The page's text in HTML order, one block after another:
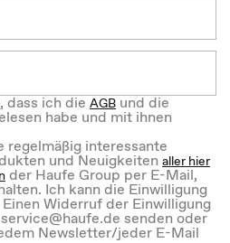
dass ich dieAGBund die
habe und mit ihnen
regelmäßig interessante
und Neuigkeiten aller hier
der Haufe Group per E-Mail,
Ich kann die Einwilligung
Widerruf der Einwilligung
senden oder
Newsletter/jeder E-Mail